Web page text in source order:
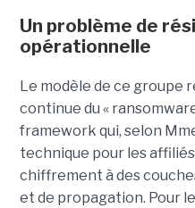
Un problème de
opérationnelle
Le modèle de ce groupe
continue du «
framework qui, selon
technique pour les
chiffrement à des
et de propagation. Pour